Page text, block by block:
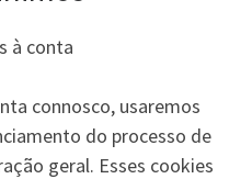
à conta
connosco, usaremos
do processo de
geral. Esses cookies